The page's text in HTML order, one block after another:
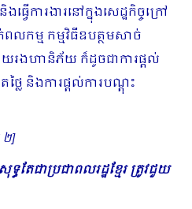
ើការងារនៅក្នុងសេដ្ឋកិច្ចក្រៅ
ពលកម្ម កម្មវិធីឧបត្ថមសាច់
យរងហានិភ័យ ក៏ដូចជាការផ្ដល់
ៃ និងការផ្ដល់ការបណ្ដុះ
២]
ធតែជាប្រជាពលរដ្ឋខ្មែរ ត្រូវជួយ